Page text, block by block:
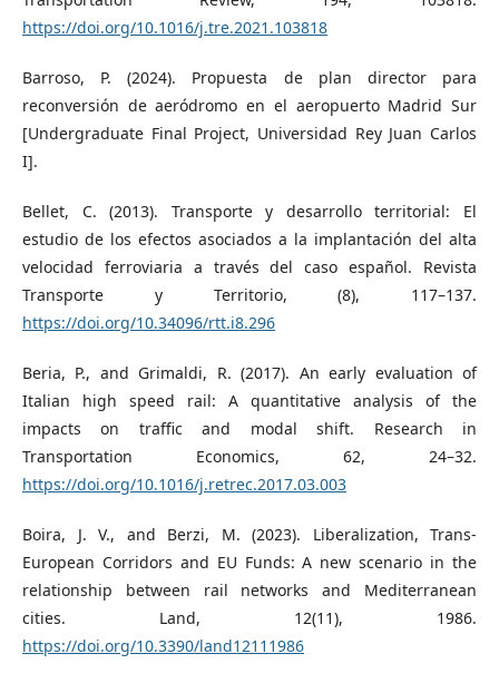
https://doi.org/10.1016/j.tre.2021.103818
Barroso, P. (2024). Propuesta de plan director para
reconversión de aeródromo en el aeropuerto Madrid Sur
[Undergraduate Final Project, Universidad Rey Juan Carlos
I].
Bellet, C. (2013). Transporte y desarrollo territorial: El
estudio de los efectos asociados a la implantación del alta
velocidad ferroviaria a través del caso español. Revista
Transporte y Territorio, (8), 117–137.
https://doi.org/10.34096/rtt.i8.296
Beria, P., and Grimaldi, R. (2017). An early evaluation of
Italian high speed rail: A quantitative analysis of the
impacts on traffic and modal shift. Research in
Transportation Economics, 62, 24–32.
https://doi.org/10.1016/j.retrec.2017.03.003
Boira, J. V., and Berzi, M. (2023). Liberalization, Trans-
European Corridors and EU Funds: A new scenario in the
relationship between rail networks and Mediterranean
cities. Land, 12(11), 1986.
https://doi.org/10.3390/land12111986